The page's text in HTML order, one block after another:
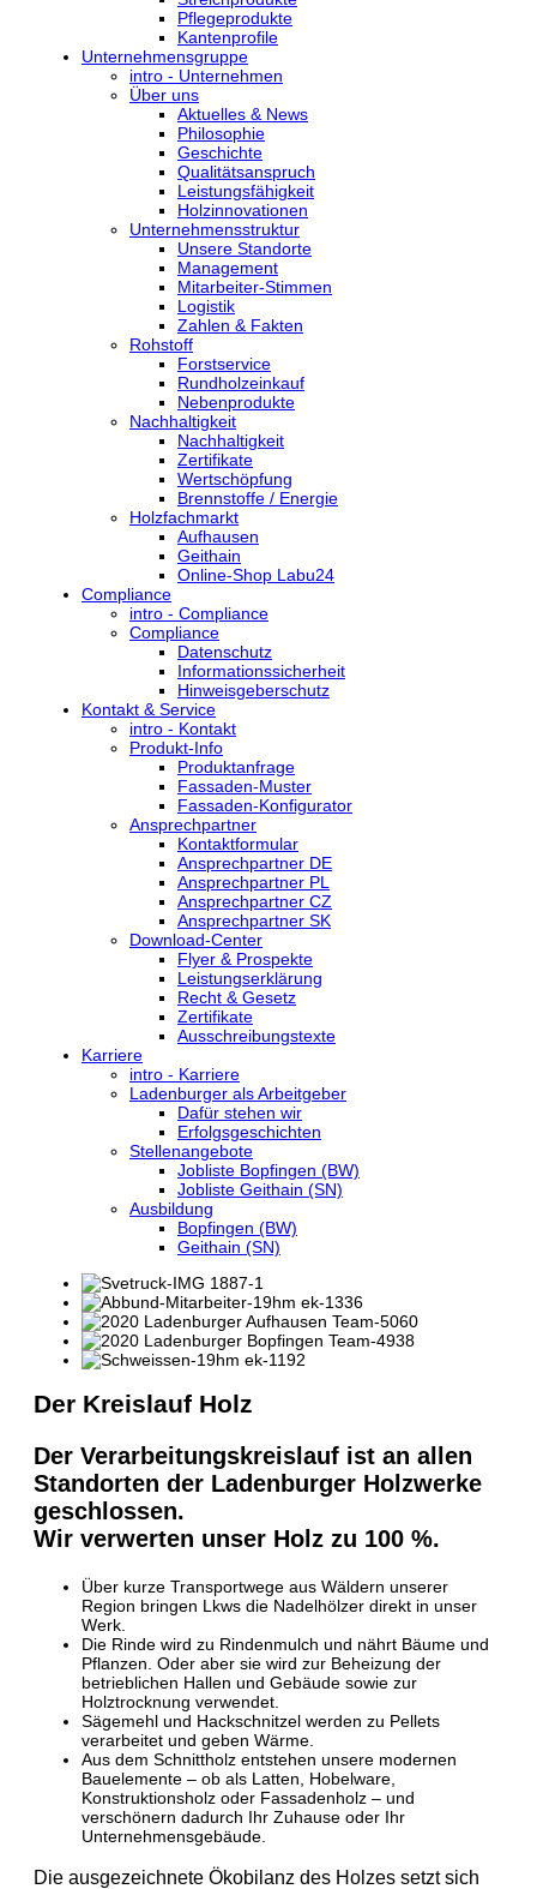
Pflegeprodukte
Kantenprofile
Unternehmensgruppe
intro - Unternehmen
Über uns
Aktuelles & News
Philosophie
Geschichte
Qualitätsanspruch
Leistungsfähigkeit
Holzinnovationen
Unternehmensstruktur
Unsere Standorte
Management
Mitarbeiter-Stimmen
Logistik
Zahlen & Fakten
Rohstoff
Forstservice
Rundholzeinkauf
Nebenprodukte
Nachhaltigkeit
Nachhaltigkeit
Zertifikate
Wertschöpfung
Brennstoffe / Energie
Holzfachmarkt
Aufhausen
Geithain
Online-Shop Labu24
Compliance
intro - Compliance
Compliance
Datenschutz
Informationssicherheit
Hinweisgeberschutz
Kontakt & Service
intro - Kontakt
Produkt-Info
Produktanfrage
Fassaden-Muster
Fassaden-Konfigurator
Ansprechpartner
Kontaktformular
Ansprechpartner DE
Ansprechpartner PL
Ansprechpartner CZ
Ansprechpartner SK
Download-Center
Flyer & Prospekte
Leistungserklärung
Recht & Gesetz
Zertifikate
Ausschreibungstexte
Karriere
intro - Karriere
Ladenburger als Arbeitgeber
Dafür stehen wir
Erfolgsgeschichten
Stellenangebote
Jobliste Bopfingen (BW)
Jobliste Geithain (SN)
Ausbildung
Bopfingen (BW)
Geithain (SN)
Der Kreislauf Holz
Der Verarbeitungskreislauf ist an allen
Standorten der Ladenburger Holzwerke
geschlossen.
Wir verwerten unser Holz zu 100 %.
Über kurze Transportwege aus Wäldern unserer
Region bringen Lkws die Nadelhölzer direkt in unser
Werk.
Die Rinde wird zu Rindenmulch und nährt Bäume und
Pflanzen. Oder aber sie wird zur Beheizung der
betrieblichen Hallen und Gebäude sowie zur
Holztrocknung verwendet.
Sägemehl und Hackschnitzel werden zu Pellets
verarbeitet und geben Wärme.
Aus dem Schnittholz entstehen unsere modernen
Bauelemente – ob als Latten, Hobelware,
Konstruktionsholz oder Fassadenholz – und
verschönern dadurch Ihr Zuhause oder Ihr
Unternehmensgebäude.
Die ausgezeichnete Ökobilanz des Holzes setzt sich